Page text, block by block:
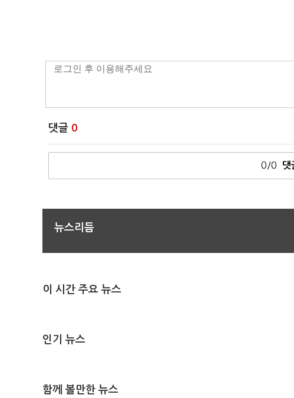
댓글 0
0/0 댓
뉴스리듬
이 시간 주요 뉴스
인기 뉴스
함께 볼만한 뉴스